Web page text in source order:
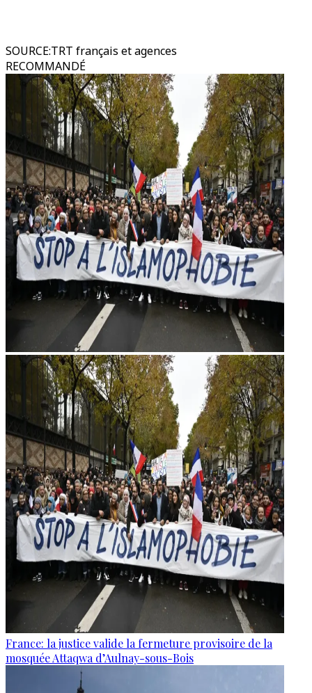
SOURCE:TRT français et agences
RECOMMANDÉ
France: la justice valide la fermeture provisoire de la
mosquée Attaqwa d’Aulnay-sous-Bois